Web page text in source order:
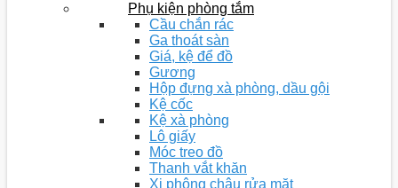
Phụ kiện phòng tắm
Cầu chắn rác
Ga thoát sàn
Giá, kệ để đồ
Gương
Hộp đựng xà phòng, dầu gội
Kệ cốc
Kệ xà phòng
Lô giấy
Móc treo đồ
Thanh vắt khăn
Xi phông chậu rửa mặt